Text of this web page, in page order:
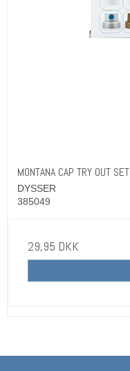
MONTANA CAP TRY OUT SET
DYSSER
385049
29,95 DKK